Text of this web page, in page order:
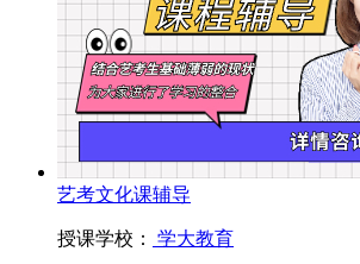
艺考文化课辅导
授课学校： 学大教育